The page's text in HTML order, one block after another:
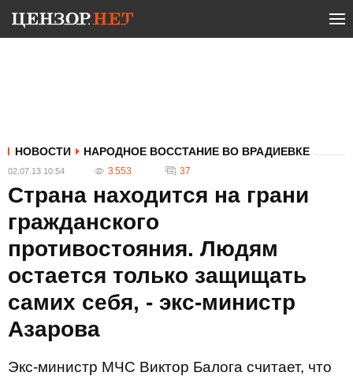
НОВОСТИ НАРОДНОЕ ВОССТАНИЕ ВО ВРАДИЕВКЕ
02.07.13 10:54 3 553 37
Страна находится на грани
гражданского
противостояния. Людям
остается только защищать
самих себя, - экс-министр
Азарова
Экс-министр МЧС Виктор Балога считает, что